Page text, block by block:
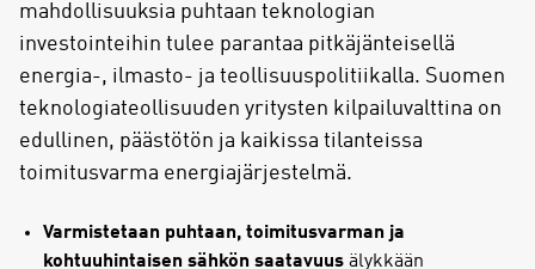
mahdollisuuksia puhtaan teknologian
investointeihin tulee parantaa pitkäjänteisellä
energia-, ilmasto- ja teollisuuspolitiikalla. Suomen
teknologiateollisuuden yritysten kilpailuvalttina on
edullinen, päästötön ja kaikissa tilanteissa
toimitusvarma energiajärjestelmä.
Varmistetaan puhtaan, toimitusvarman ja
kohtuuhintaisen sähkön saatavuus älykkään